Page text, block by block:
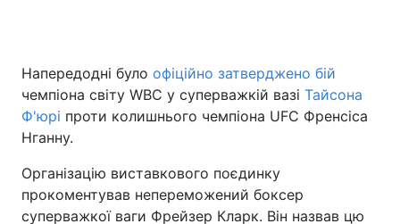
Напередодні було офіційно затверджено бій
чемпіона світу WBC у суперважкій вазі Тайсона
Ф'юрі проти колишнього чемпіона UFC Френсіса
Нганну.
Організацію виставкового поєдинку
прокоментував непереможений боксер
суперважкої ваги Фрейзер Кларк. Він назвав цю